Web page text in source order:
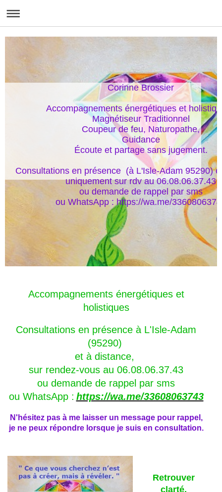
Corinne Brossier
Accompagnements énergétiques et
Magnétiseur Traditionnel
Coupeur de feu, Naturopathe,
Guidance
Écoute et partage sans jugement.
Consultations en présence  (à L'Isle-Adam 95290)
uniquement sur rdv au 06.08.06.37.43
ou demande de rappel par sms
ou WhatsApp : https://wa.me/
Accompagnements énergétiques et
holistiques
Consultations en présence à L'Isle-Adam
(95290)
et à distance,
sur rendez-vous au 06.08.06.37.43
ou demande de rappel par sms
ou WhatsApp : https://wa.me/33608063743
N'hésitez pas à me laisser un message pour rappel,
je ne peux répondre lorsque je suis en consultation.
Retrouver
clarté,